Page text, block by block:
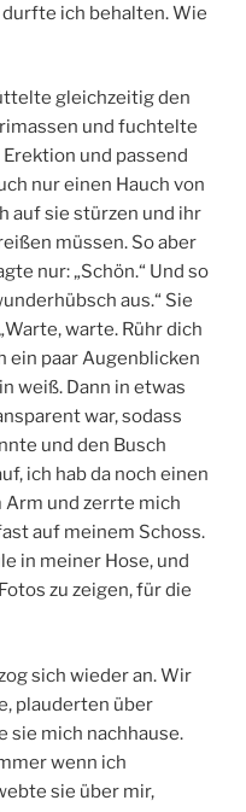
durfte ich behalten. Wie
gleichzeitig den
und fuchtelte
und passend
nur einen Hauch von
auf sie stürzen und ihr
müssen. So aber
nur: „Schön.“ Und so
aus.“ Sie
warte. Rühr dich
ein paar Augenblicken
weiß. Dann in etwas
war, sodass
und den Busch
ich hab da noch einen
Arm und zerrte mich
auf meinem Schoss.
in meiner Hose, und
zu zeigen, für die
sich wieder an. Wir
plauderten über
sie mich nachhause.
wenn ich
sie über mir,